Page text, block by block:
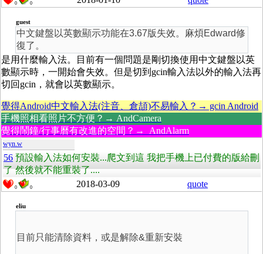
0 0
guest
中文鍵盤以英數顯示功能在3.67版失效。麻煩Edward修
復了。
是用什麼輸入法。目前有一個問題是剛切換使用中文鍵盤以英
數顯示時，一開始會失效。但是切到gcin輸入法以外的輸入法再
切回gcin，就會以英數顯示。
覺得Android中文輸入法(注音、倉頡)不易輸入？→ gcin Android
手機照相看照片不方便？→ AndCamera
覺得鬧鐘/行事曆有改進的空間？→ AndAlarm
wyn.w
56 預設輸入法如何安裝...爬文到這 我把手機上已付費的版給刪
了 然後就不能重裝了....
0 0 2018-03-09 quote
eliu
目前只能清除資料，或是解除&重新安裝